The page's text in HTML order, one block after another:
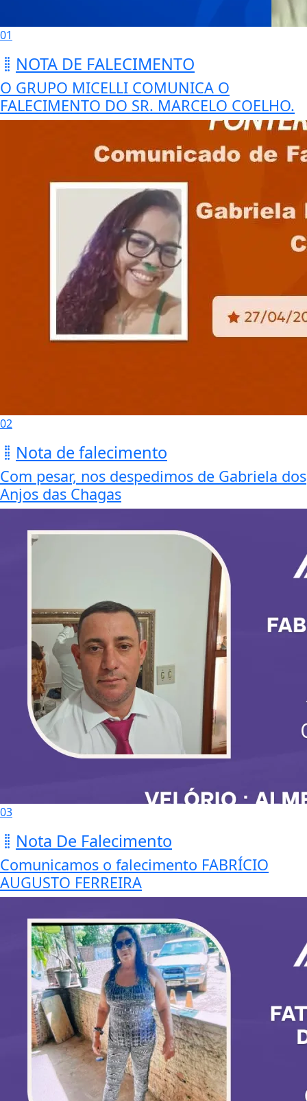
01
NOTA DE FALECIMENTO
O GRUPO MICELLI COMUNICA O
FALECIMENTO DO SR. MARCELO COELHO.
02
Nota de falecimento
Com pesar, nos despedimos de Gabriela dos
Anjos das Chagas
03
Nota De Falecimento
Comunicamos o falecimento FABRÍCIO
AUGUSTO FERREIRA